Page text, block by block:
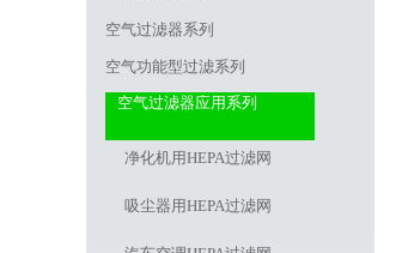
空气过滤器系列
空气功能型过滤系列
空气过滤器应用系列
净化机用HEPA过滤网
吸尘器用HEPA过滤网